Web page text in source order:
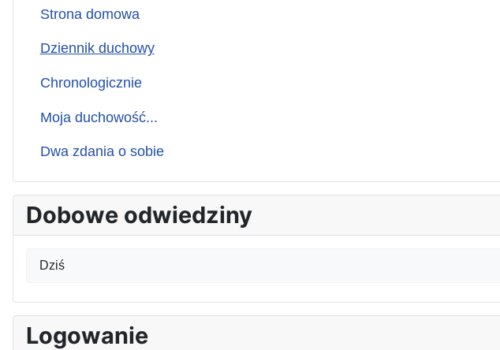
Strona domowa
Dziennik duchowy
Chronologicznie
Moja duchowość...
Dwa zdania o sobie
Dobowe odwiedziny
Dziś
Logowanie